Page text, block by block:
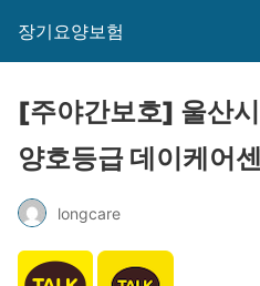
장기요양보험
[주야간보호] 울산
양호등급 데이케어
longcare